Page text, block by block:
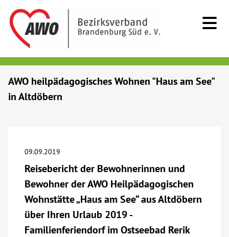
Senioren
Begegnung
Bildung
AWO heilpädagogisches Wohnen "Haus am See"
in Altdöbern
09.09.2019
Reisebericht der Bewohnerinnen und
Bewohner der AWO Heilpädagogischen
Wohnstätte „Haus am See“ aus Altdöbern
über Ihren Urlaub 2019 -
Familienferiendorf im Ostseebad Rerik